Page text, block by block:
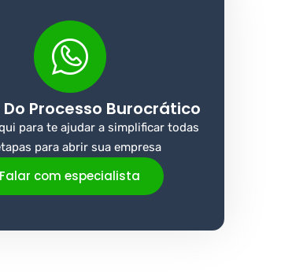
Do Processo Burocrático
para te ajudar a simplificar todas
para abrir sua empresa
Falar com especialista